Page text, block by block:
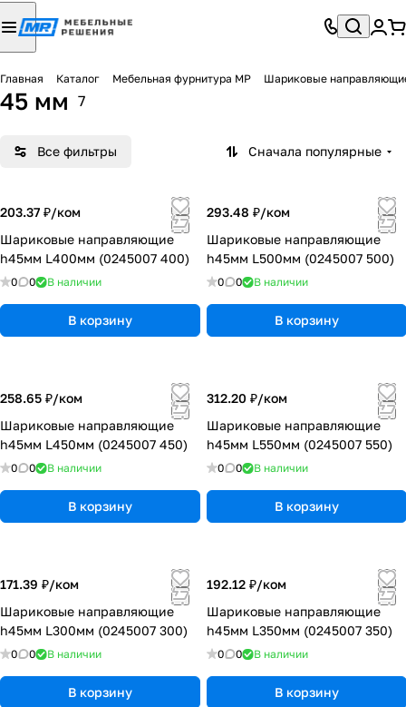
Главная Каталог Мебельная фурнитура МР Шариковые
45 мм 7
Все фильтры Сначала популярные
203.37 ₽/ком
Шариковые направляющие
h45мм L400мм (0245007 400)
0 0 В наличии
В корзину
293.48 ₽/ком
Шариковые направляющие
h45мм L500мм (0245007 500)
0 0 В наличии
В корзину
258.65 ₽/ком
Шариковые направляющие
h45мм L450мм (0245007 450)
0 0 В наличии
В корзину
312.20 ₽/ком
Шариковые направляющие
h45мм L550мм (0245007 550)
0 0 В наличии
В корзину
171.39 ₽/ком
Шариковые направляющие
h45мм L300мм (0245007 300)
0 0 В наличии
В корзину
192.12 ₽/ком
Шариковые направляющие
h45мм L350мм (0245007 350)
0 0 В наличии
В корзину